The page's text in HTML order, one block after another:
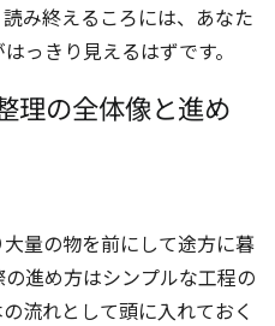
み終えるころには、あなた
っきり見えるはずです。
理の全体像と進め
量の物を前にして途方に暮
進め方はシンプルな工程の
流れとして頭に入れておく